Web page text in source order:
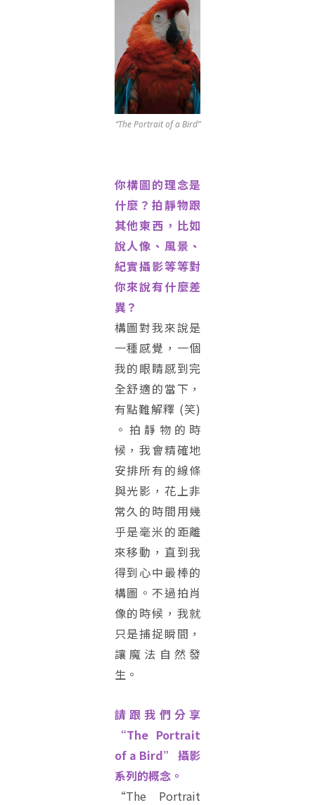
“The Portrait of a Bird”
你構圖的理念是
什麼？拍靜物跟
其他東西，比如
說人像、風景、
紀實攝影等等對
你來說有什麼差
異？
構圖對我來說是
一種感覺，一個
我的眼睛感到完
全舒適的當下，
有點難解釋 (笑)
。拍靜物的時
候，我會精確地
安排所有的線條
與光影，花上非
常久的時間用幾
乎是毫米的距離
來移動，直到我
得到心中最棒的
構圖。不過拍肖
像的時候，我就
只是捕捉瞬間，
讓魔法自然發
生。
請跟我們分享
“The Portrait
of a Bird” 攝影
系列的概念。
“The Portrait